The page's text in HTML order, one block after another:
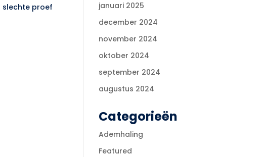
slechte proef
januari 2025
december 2024
november 2024
oktober 2024
september 2024
augustus 2024
Categorieën
Ademhaling
Featured